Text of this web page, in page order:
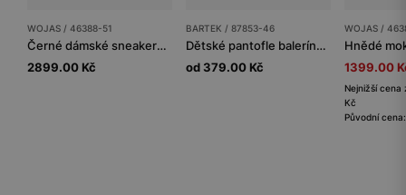
WOJAS / 46388-51
Černé dámské sneakersy z lícové kůže
2899.00 Kč
BARTEK / 87853-46
Dětské pantofle baleríny Frozen BARTEK 87853-46
od 379.00 Kč
WOJAS /
1399.00
Nejnižší cena
Kč
Původní